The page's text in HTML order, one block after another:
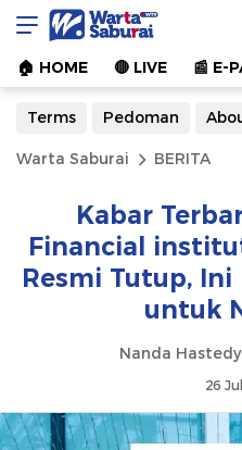
Warta Saburai
Sumber Informasi
🏠︎ HOME 🔴 LIVE 📰 E-
Terms Pedoman
Warta Saburai BERITA
Kabar
Financial
Resmi Tutup,
untuk
Nanda
26